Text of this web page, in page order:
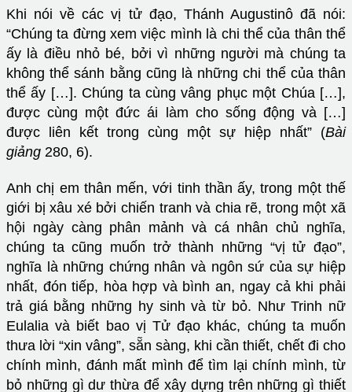
Khi nói về các vị tử đạo, Thánh Augustinô đã nói:
“Chúng ta đừng xem việc mình là chi thể của thân thể
ấy là điều nhỏ bé, bởi vì những người mà chúng ta
không thể sánh bằng cũng là những chi thể của thân
thể ấy […]. Chúng ta cùng vâng phục một Chúa […],
được cùng một đức ái làm cho sống động và […]
được liên kết trong cùng một sự hiệp nhất” (Bài
giảng 280, 6).
Anh chị em thân mến, với tinh thần ấy, trong một thế
giới bị xâu xé bởi chiến tranh và chia rẽ, trong một xã
hội ngày càng phân mảnh và cá nhân chủ nghĩa,
chúng ta cũng muốn trở thành những “vị tử đạo”,
nghĩa là những chứng nhân và ngôn sứ của sự hiệp
nhất, đón tiếp, hòa hợp và bình an, ngay cả khi phải
trả giá bằng những hy sinh và từ bỏ. Như Trinh nữ
Eulalia và biết bao vị Tử đạo khác, chúng ta muốn
thưa lời “xin vâng”, sẵn sàng, khi cần thiết, chết đi cho
chính mình, đánh mất mình để tìm lại chính mình, từ
bỏ những gì dư thừa để xây dựng trên những gì thiết